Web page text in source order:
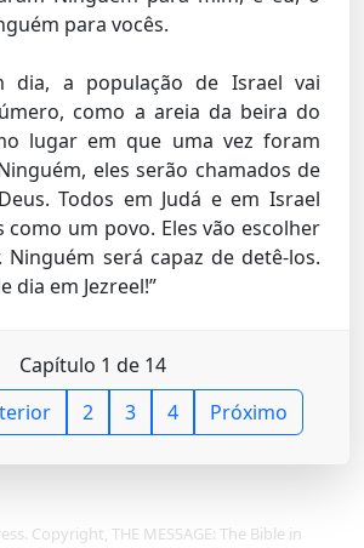
para vocês.
dia, a população de Israel vai
como a areia da beira do
lugar em que uma vez foram
eles serão chamados de
Todos em Judá e em Israel
um povo. Eles vão escolher
Ninguém será capaz de detê-los.
dia em Jezreel!”
Capítulo 1 de 14
2 3 4 Próximo
Copyright, THE MESSAGE: The Bible in